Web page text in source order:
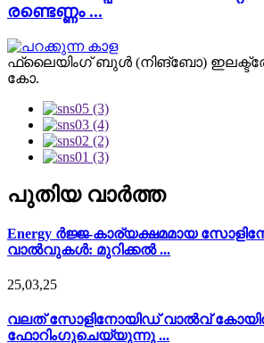
രണ്ടെണ്ണം ...
ഫ്ലൈയിംഗ് ബുൾ (നിങ്ബോ)
കോ.
പുതിയ വാർത്ത
Energy ർജ്ജ-കാര്യക്ഷമമായ
വാൽവുകൾ: മുറിക്കൽ ...
25,03,25
വലത് സോളിനോയിഡ് വാൽവ്
ഫോറിംഗുചെയ്യുന്നു ...